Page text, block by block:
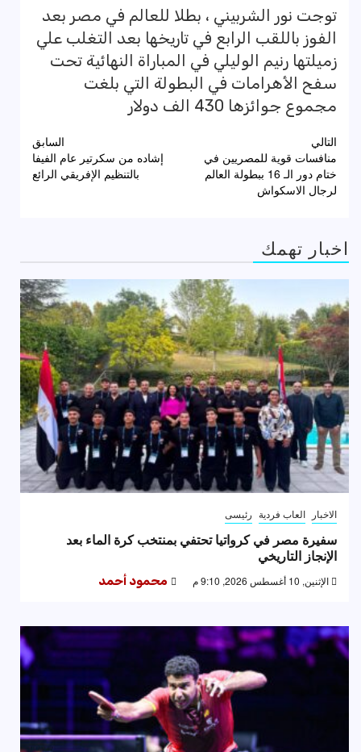
توجت نور الشربيني ، بطلا للعالم في مصر بعد
الفوز باللقب الرابع في تاريخها بعد التغلب علي
زميلتها رنيم الوليلي في المباراة النهائية تحت
سفح الأهرامات في البطولة التي بلغت
مجموع جوائزها 430 الف دولار
تصفّح
المقالات
السابق
إشاده من سكرتير عام الفيفا
بالتنظيم الإفريقي الرائع
التالي
منافسات قوية للمصريين في
ختام دور الـ 16 ببطولة العالم
لرجال الاسكواش
اخبار تهمك
الاخبار العاب فردية رئيسى
سفيرة مصر في كرواتيا تحتفي بمنتخب كرة الماء بعد
الإنجاز التاريخي
الإثنين, 10 أغسطس 2026, 9:10 م محمود أحمد